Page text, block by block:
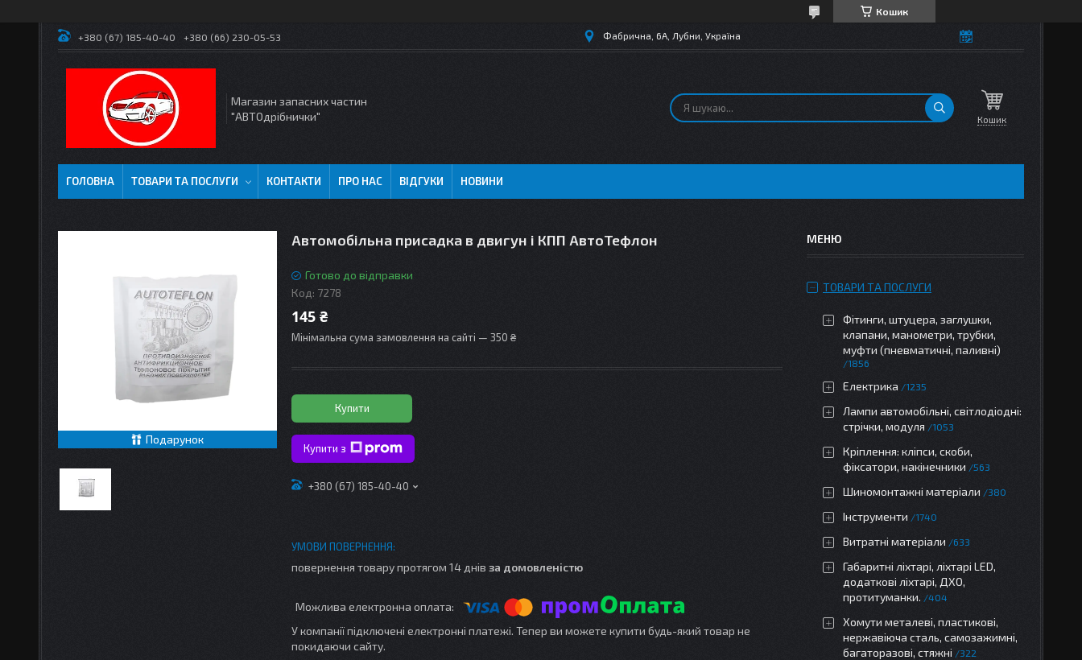
Кошик
+380 (67) 185-40-40 +380 (66) 230-05-53 Фабрична, 6А, Лубни, Україна
Магазин запасних частин
"АВТОдрібнички"
Кошик
ГОЛОВНА ТОВАРИ ТА ПОСЛУГИ КОНТАКТИ ПРО НАС ВІДГУКИ НОВИНИ
Подарунок
Автомобільна присадка в двигун і КПП АвтоТефлон
Готово до відправки
Код: 7278
145 ₴
Мінімальна сума замовлення на сайті — 350 ₴
Купити
Купити з
+380 (67) 185-40-40
повернення товару протягом 14 днів за домовленістю
У компанії підключені електронні платежі. Тепер ви можете купити будь-який товар не
покидаючи сайту.
ТОВАРИ ТА ПОСЛУГИ
Фітинги, штуцера, заглушки,
клапани, манометри, трубки,
муфти (пневматичні, паливні)
1856
Електрика 1235
Лампи автомобільні, світлодіодні:
стрічки, модуля
1053
Кріплення: кліпси, скоби,
фіксатори, накінечники
563
Шиномонтажні матеріали 380
Інструменти 1740
Витратні матеріали 633
Габаритні ліхтарі, ліхтарі LED,
додаткові ліхтарі, ДХО,
протитуманки.
404
Хомути металеві, пластикові,
нержавіюча сталь, самозажимні,
багаторазові, стяжні
322